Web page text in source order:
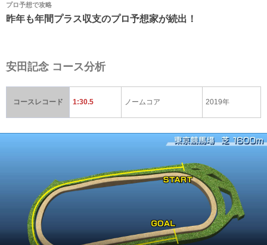
プロ予想で攻略
昨年も年間プラス収支のプロ予想家が続出！
安田記念 コース分析
コースレコード 1:30.5 ノームコア 2019年